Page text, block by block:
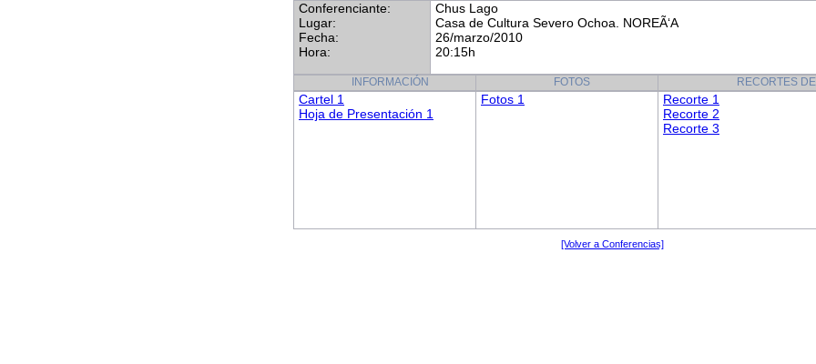
Conferenciante:
Lugar:
Fecha:
Hora:
Chus Lago
Casa de Cultura Severo Ochoa. NOREÃ‘A
26/marzo/2010
20:15h
INFORMACIÓN FOTOS RECORTES
Cartel 1
Hoja de Presentación 1
Fotos 1
Recorte 1
Recorte 2
Recorte 3
[Volver a Conferencias]